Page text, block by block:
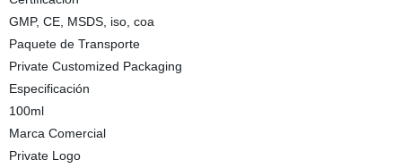
GMP, CE, MSDS, iso, coa
Paquete de Transporte
Private Customized Packaging
Especificación
100ml
Marca Comercial
Private Logo